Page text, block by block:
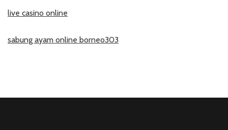
live casino online
sabung ayam online borneo303